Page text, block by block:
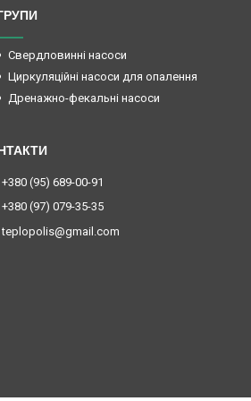
Свердловинні насоси
Циркуляційні насоси для опалення
Дренажно-фекальні насоси
+380 (95) 689-00-91
+380 (97) 079-35-35
teplopolis@gmail.com